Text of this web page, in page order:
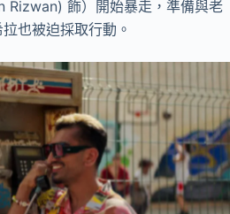
Rizwan) 飾）開始暴走，準備與老
也被迫採取行動。